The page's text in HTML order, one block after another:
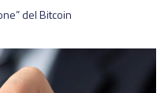
del Bitcoin